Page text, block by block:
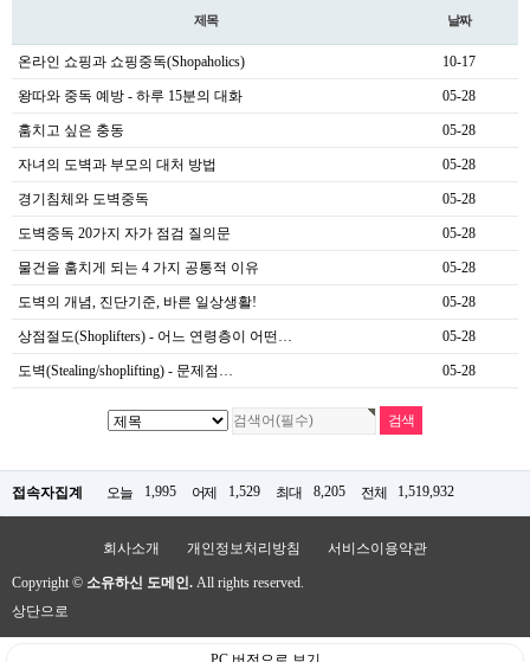
제목 날짜
온라인 쇼핑과 쇼핑중독(Shopaholics) 10-17
왕따와 중독 예방 - 하루 15분의 대화 05-28
훔치고 싶은 충동 05-28
자녀의 도벽과 부모의 대처 방법 05-28
경기침체와 도벽중독 05-28
도벽중독 20가지 자가 점검 질의문 05-28
물건을 훔치게 되는 4 가지 공통적 이유 05-28
도벽의 개념, 진단기준, 바른 일상생활! 05-28
상점절도(Shoplifters) - 어느 연령층이 어떤… 05-28
도벽(Stealing/shoplifting) - 문제점… 05-28
접속자집계 오늘 1,995 어제 1,529 최대 8,205 전체 1,519,932
회사소개 개인정보처리방침 서비스이용약관
Copyright © 소유하신 도메인. All rights reserved.
상단으로